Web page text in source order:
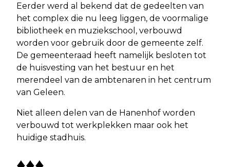
Eerder werd al bekend dat de gedeelten van
het complex die nu leeg liggen, de voormalige
bibliotheek en muziekschool, verbouwd
worden voor gebruik door de gemeente zelf.
De gemeenteraad heeft namelijk besloten tot
de huisvesting van het bestuur en het
merendeel van de ambtenaren in het centrum
van Geleen.
Niet alleen delen van de Hanenhof worden
verbouwd tot werkplekken maar ook het
huidige stadhuis.